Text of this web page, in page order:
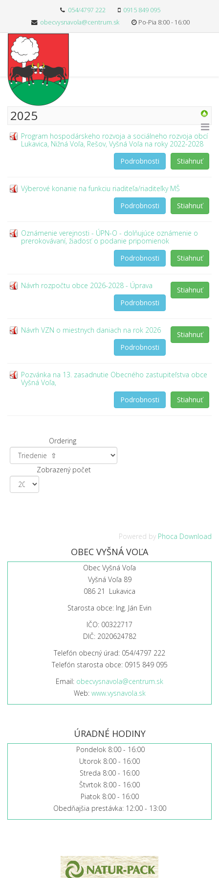
054/4797 222
0915 849 095
obecvysnavola@centrum.sk
Po-Pia 8:00 - 16:00
2025
Program hospodárskeho rozvoja a sociálneho rozvoja obcí
Lukavica, Nižná Voľa, Rešov, Vyšná Voľa na roky 2022-2028
Stiahnuť
Podrobnosti
Výberové konanie na funkciu riaditeľa/riaditeľky MŠ
Stiahnuť
Podrobnosti
Oznámenie verejnosti - ÚPN-O - dolňujúce oznámenie o
prerokovávaní, žiadosť o podanie pripomienok
Stiahnuť
Podrobnosti
Návrh rozpočtu obce 2026-2028 - Úprava
Stiahnuť
Podrobnosti
Návrh VZN o miestnych daniach na rok 2026
Stiahnuť
Podrobnosti
Pozvánka na 13. zasadnutie Obecného zastupiteľstva obce
Vyšná Voľa,
Stiahnuť
Podrobnosti
Ordering
Zobrazený počet
Powered by Phoca Download
OBEC VYŠNÁ VOĽA
Obec Vyšná Voľa
Vyšná Voľa 89
086 21 Lukavica
Starosta obce: Ing. Ján Evin
IČO: 00322717
DIČ: 2020624782
Telefón obecný úrad: 054/4797 222
Telefón starosta obce: 0915 849 095
Email: obecvysnavola@centrum.sk
Web: www.vysnavola.sk
ÚRADNÉ HODINY
Pondelok 8:00 - 16:00
Utorok 8:00 - 16:00
Streda 8:00 - 16:00
Štvrtok 8:00 - 16:00
Piatok 8:00 - 16:00
Obedňajšia prestávka: 12:00 - 13:00